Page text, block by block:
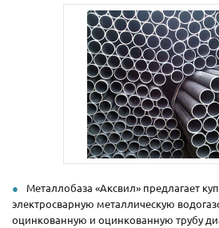
Металлобаза «Аксвил» предлагает
электросварную металлическую
оцинкованную и оцинкованную трубу